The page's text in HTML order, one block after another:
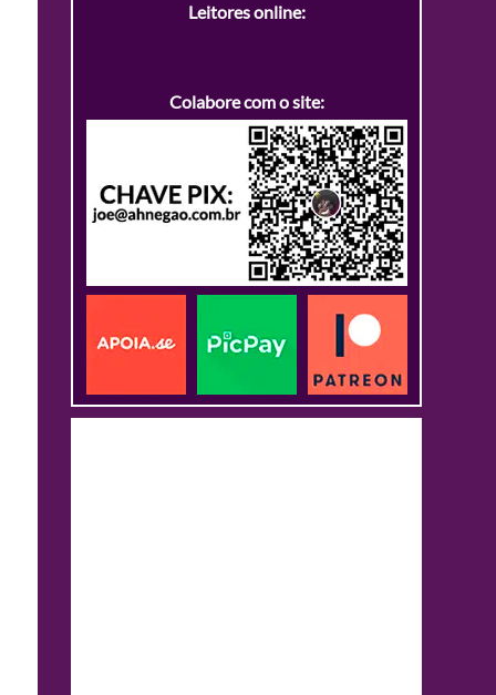
Leitores online:
Colabore com o site: